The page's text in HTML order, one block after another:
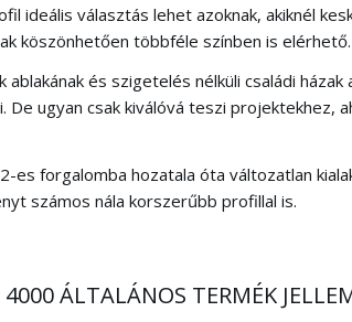
ideális választás lehet azoknak, akiknél
köszönhetően többféle színben is elérhető.
ablakának és szigetelés nélküli családi
De ugyan csak kiválóvá teszi projektekhez,
es forgalomba hozatala óta változatlan
számos nála korszerűbb profillal is.
ÁLTALÁNOS TERMÉK